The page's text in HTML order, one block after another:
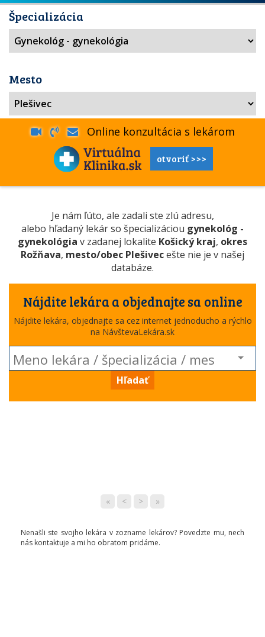
Špecializácia
Mesto
Online konzultácia s lekárom
otvoriť >>>
Je nám ľúto, ale zadali ste zlú adresu,
alebo hľadaný lekár so špecializáciou gynekológ -
gynekológia v zadanej lokalite Košický kraj, okres
Rožňava, mesto/obec Plešivecešte nie je v našej
databáze.
Nájdite lekára a objednajte sa online
Nájdite lekára, objednajte sa cez internet jednoducho a rýchlo
na NávštevaLekára.sk
Hľadať
« < > »
Nenašli ste svojho lekára v zozname lekárov? Povedzte mu, nech
nás kontaktuje a mi ho obratom pridáme.